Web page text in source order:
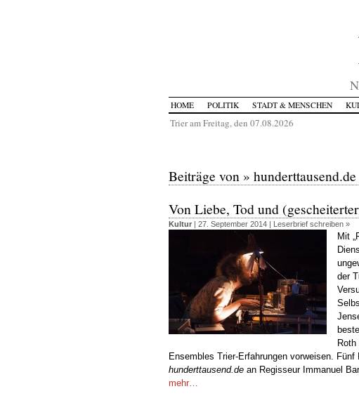
HOME POLITIK STADT & MENSCHEN
Trier am Freitag, den 07.08.2026
Beiträge von » hunderttausend.de
Von Liebe, Tod und
Kultur | 27. September 2014 | Leserbrief schreiben »
Mit
der
Ensembles Trier-Erfahrungen vorweisen.
hunderttausend.de an Regisseur Immanuel
mehr…